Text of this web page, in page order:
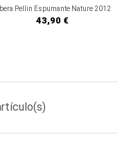
Pellin Espumante Nature 2012
Precio
43,90 €